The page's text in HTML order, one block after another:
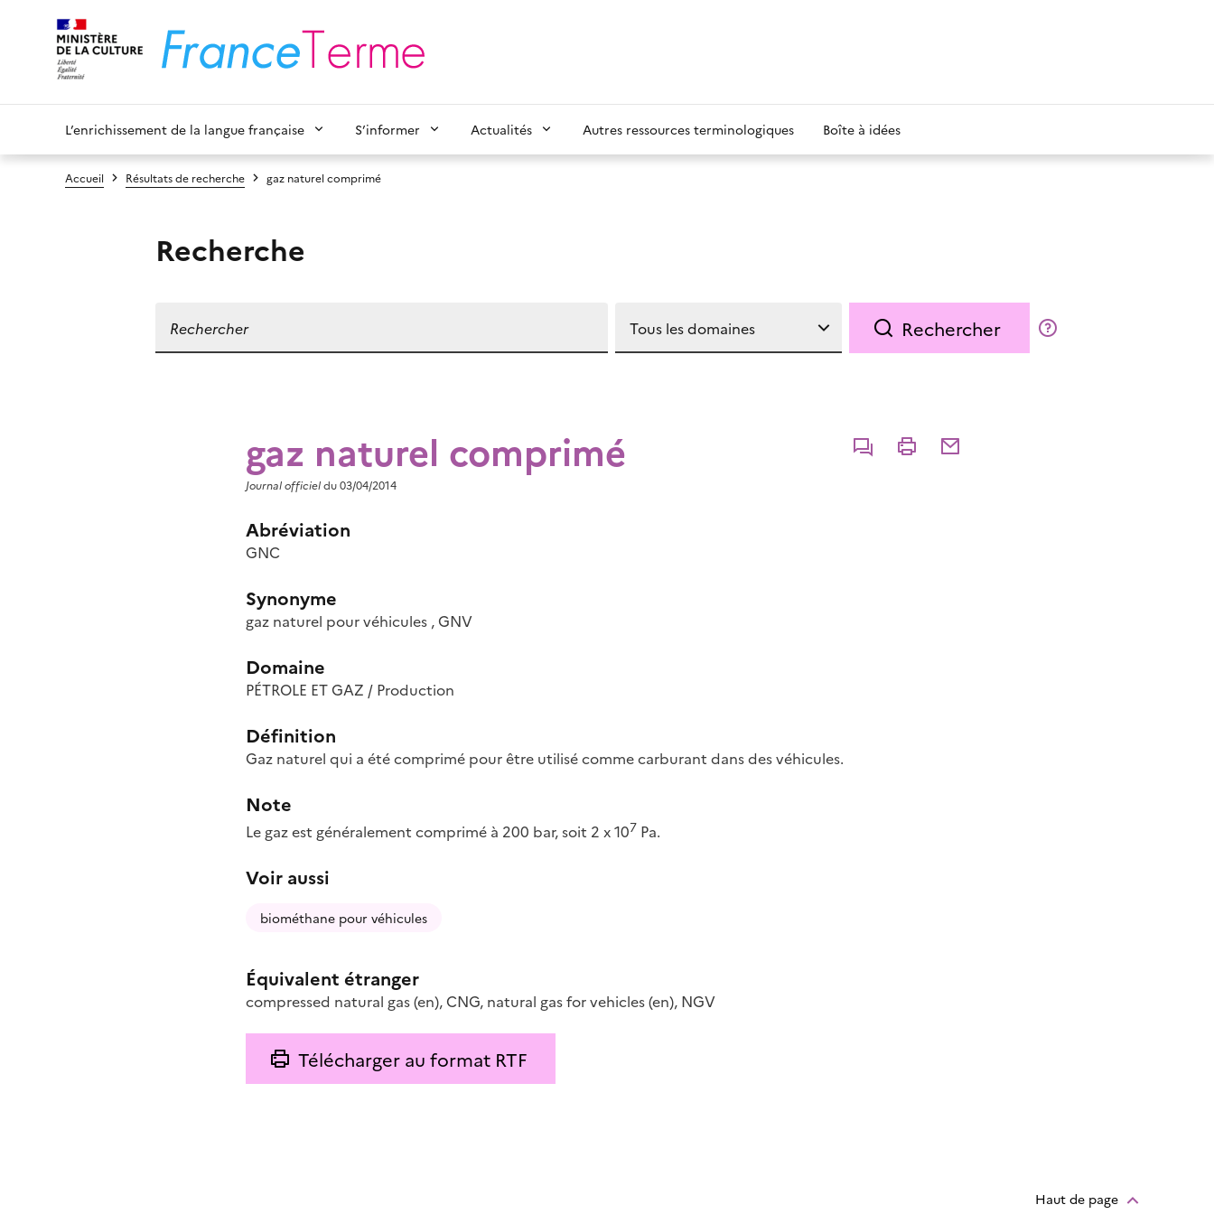
L’enrichissement de la langue française S’informer Actualités Autres ressources terminologiques Boîte à idées
Accueil Résultats de recherche gaz naturel comprimé
Recherche
Rechercher
gaz naturel comprimé CommenterImprimerPartager par courriel
Journal officieldu 03/04/2014
Abréviation
GNC
Synonyme
gaz naturel pour véhicules ,GNV
Domaine
PÉTROLE ET GAZ / Production
Définition
Gaz naturel qui a été comprimé pour être utilisé comme carburant dans des véhicules.
Note
Le gaz est généralement comprimé à 200 bar, soit 2 x 107 Pa.
Voir aussi
biométhane pour véhicules
Équivalent étranger
compressed natural gas(en), CNG, natural gas for vehicles(en), NGV
Télécharger au format RTF
Haut de page